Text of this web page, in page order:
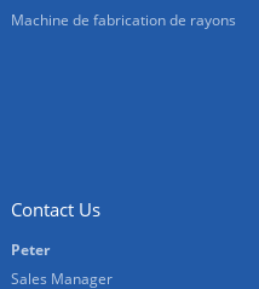
Machine de fabrication de rayons
Contact Us
Peter
Sales Manager